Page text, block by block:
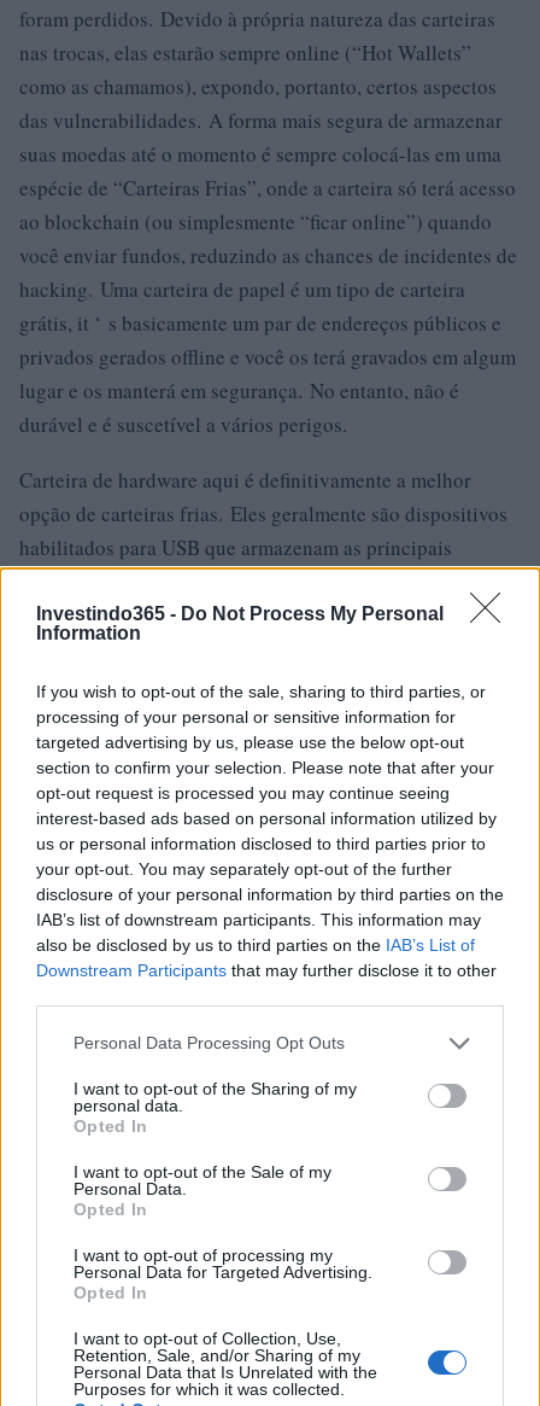
Investindo365 - Do Not Process My Personal
Information
If you wish to opt-out of the sale, sharing to third parties, or
processing of your personal or sensitive information for
targeted advertising by us, please use the below opt-out
section to confirm your selection. Please note that after your
opt-out request is processed you may continue seeing
interest-based ads based on personal information utilized by
us or personal information disclosed to third parties prior to
your opt-out. You may separately opt-out of the further
disclosure of your personal information by third parties on the
IAB’s list of downstream participants. This information may
also be disclosed by us to third parties on the IAB’s List of
Downstream Participants that may further disclose it to other
Please note that this website/app uses one or more Google
not limited to your visit or usage behaviour. You may click to
grant or deny consent to Google and its third-party tags to
use your data for below specified purposes in below Google
consent section.
Personal Data Processing Opt Outs
I want to opt-out of the Sharing of my
personal data.
Opted In
I want to opt-out of the Sale of my
Personal Data.
Opted In
I want to opt-out of processing my
Personal Data for Targeted Advertising.
Opted In
I want to opt-out of Collection, Use,
Retention, Sale, and/or Sharing of my
Personal Data that Is Unrelated with the
Purposes for which it was collected.
foram perdidos. Devido à própria natureza das carteiras
nas trocas, elas estarão sempre online (“Hot Wallets”
como as chamamos), expondo, portanto, certos aspectos
das vulnerabilidades. A forma mais segura de armazenar
suas moedas até o momento é sempre colocá-las em uma
espécie de “Carteiras Frias”, onde a carteira só terá acesso
ao blockchain (ou simplesmente “ficar online”) quando
você enviar fundos, reduzindo as chances de incidentes de
hacking. Uma carteira de papel é um tipo de carteira
grátis, it ‘ s basicamente um par de endereços públicos e
privados gerados offline e você os terá gravados em algum
lugar e os manterá em segurança. No entanto, não é
durável e é suscetível a vários perigos.
Carteira de hardware aqui é definitivamente a melhor
opção de carteiras frias. Eles geralmente são dispositivos
habilitados para USB que armazenam as principais
durável. Eles são construídos com segurança de nível
militar e seu firmware é mantido constantemente por seus
fabricantes e, portanto, extremamente seguro. Ledger
Nano S e Ledger Nano X e são as opções mais populares
nesta categoria, essas carteiras custam cerca de US $ 50 a
US $ 100, dependendo dos recursos que oferecem. Se você
está segurando seus ativos, essas carteiras são um bom
investimento em nossa opinião.
Outras ferramentas úteis para negociar MIN
Conexão segura criptografada
SurfsharkDevido à própria natureza da criptomoeda –
descentralizada, isso significa que os usuários são 100%
segurança. Embora o uso da carteira de hardware permita
que você armazene seus criptografados em um local
seguro, o uso de uma conexão VPN criptografada
enquanto você negocia torna mais difícil para os hackers
confidenciais. Especialmente quando você está
negociando em trânsito ou em uma conexão Wifi